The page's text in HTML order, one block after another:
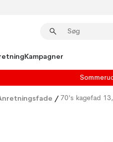
Kampagner
S
/ 70's kagefad